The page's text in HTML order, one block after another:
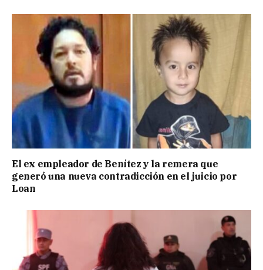
El ex empleador de Benítez y la remera que
generó una nueva contradicción en el juicio por
Loan